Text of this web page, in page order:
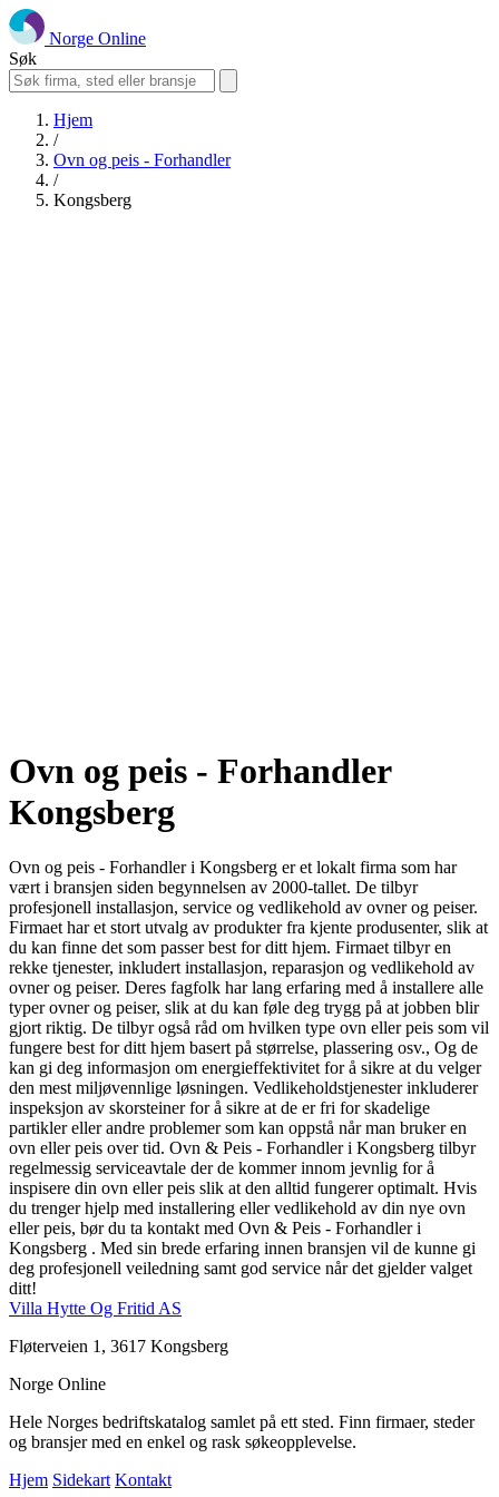
Norge Online
Søk
Hjem
/
Ovn og peis - Forhandler
/
Kongsberg
Ovn og peis - Forhandler
Kongsberg
Ovn og peis - Forhandler i Kongsberg er et lokalt firma som har
vært i bransjen siden begynnelsen av 2000-tallet. De tilbyr
profesjonell installasjon, service og vedlikehold av ovner og peiser.
Firmaet har et stort utvalg av produkter fra kjente produsenter, slik at
du kan finne det som passer best for ditt hjem. Firmaet tilbyr en
rekke tjenester, inkludert installasjon, reparasjon og vedlikehold av
ovner og peiser. Deres fagfolk har lang erfaring med å installere alle
typer ovner og peiser, slik at du kan føle deg trygg på at jobben blir
gjort riktig. De tilbyr også råd om hvilken type ovn eller peis som vil
fungere best for ditt hjem basert på størrelse, plassering osv., Og de
kan gi deg informasjon om energieffektivitet for å sikre at du velger
den mest miljøvennlige løsningen. Vedlikeholdstjenester inkluderer
inspeksjon av skorsteiner for å sikre at de er fri for skadelige
partikler eller andre problemer som kan oppstå når man bruker en
ovn eller peis over tid. Ovn & Peis - Forhandler i Kongsberg tilbyr
regelmessig serviceavtale der de kommer innom jevnlig for å
inspisere din ovn eller peis slik at den alltid fungerer optimalt. Hvis
du trenger hjelp med installering eller vedlikehold av din nye ovn
eller peis, bør du ta kontakt med Ovn & Peis - Forhandler i
Kongsberg . Med sin brede erfaring innen bransjen vil de kunne gi
deg profesjonell veiledning samt god service når det gjelder valget
ditt!
Villa Hytte Og Fritid AS
Fløterveien 1, 3617 Kongsberg
Norge Online
Hele Norges bedriftskatalog samlet på ett sted. Finn firmaer, steder
og bransjer med en enkel og rask søkeopplevelse.
Hjem Sidekart Kontakt